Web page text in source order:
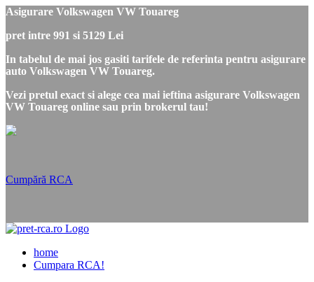
Asigurare Volkswagen VW Touareg
pret intre 991 si 5129 Lei
In tabelul de mai jos gasiti tarifele de referinta pentru asigurare
auto Volkswagen VW Touareg.
Vezi pretul exact si alege cea mai ieftina asigurare Volkswagen
VW Touareg online sau prin brokerul tau!
Cumpără RCA
home
Cumpara RCA!